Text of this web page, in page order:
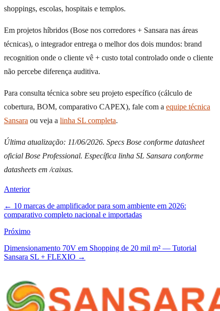
shoppings, escolas, hospitais e templos.
Em projetos híbridos (Bose nos corredores + Sansara nas áreas
técnicas), o integrador entrega o melhor dos dois mundos: brand
recognition onde o cliente vê + custo total controlado onde o cliente
não percebe diferença auditiva.
Para consulta técnica sobre seu projeto específico (cálculo de
cobertura, BOM, comparativo CAPEX), fale com a equipe técnica
Sansara ou veja a linha SL completa.
Última atualização: 11/06/2026. Specs Bose conforme datasheet
oficial Bose Professional. Específica linha SL Sansara conforme
datasheets em /caixas.
Anterior
← 10 marcas de amplificador para som ambiente em 2026:
comparativo completo nacional e importadas
Próximo
Dimensionamento 70V em Shopping de 20 mil m² — Tutorial
Sansara SL + FLEXIO →